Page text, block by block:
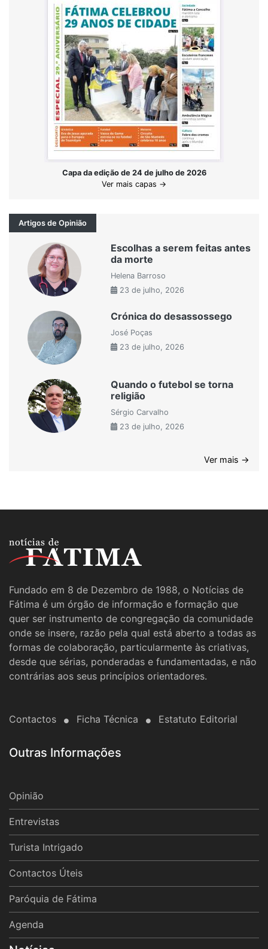
Capa da edição de 24 de julho de 2026
Ver mais capas →
Artigos de Opinião
Escolhas a serem feitas antes
da morte
Helena Barroso
23 de julho, 2026
Crónica do desassossego
José Poças
23 de julho, 2026
Quando o futebol se torna
religião
Sérgio Carvalho
23 de julho, 2026
Ver mais →
Fundado em 8 de Dezembro de 1988, o Notícias de
Fátima é um órgão de informação e formação que
quer ser instrumento de congregação da comunidade
onde se insere, razão pela qual está aberto a todas as
formas de colaboração, particularmente às criativas,
desde que sérias, ponderadas e fundamentadas, e não
contrárias aos seus princípios orientadores.
Contactos Ficha Técnica Estatuto Editorial
Outras Informações
Opinião
Entrevistas
Turista Intrigado
Contactos Úteis
Paróquia de Fátima
Agenda